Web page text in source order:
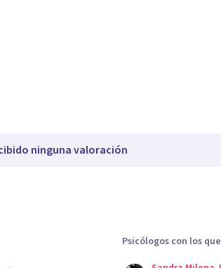
ninguna valoración
Psicólogos con los